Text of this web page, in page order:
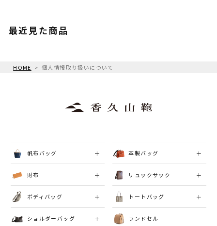
最近見た商品
HOME 個人情報取り扱いについて
帆布バッグ 革製バッグ
財布 リュックサック
ボディバッグ トートバッグ
ショルダーバッグ ランドセル